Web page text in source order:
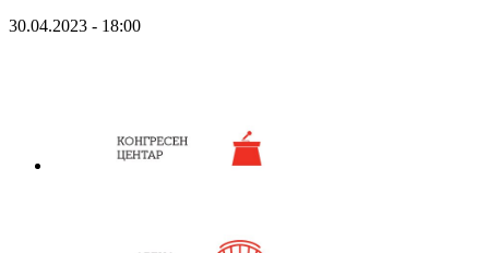
30.04.2023 - 18:00